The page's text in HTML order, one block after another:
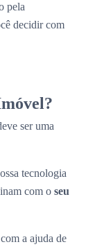
pela
decidir com
ser uma
tecnologia
com o seu
a ajuda de